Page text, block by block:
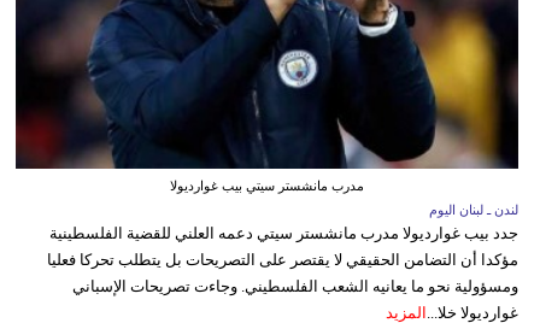
مدرب مانشستر سيتي بيب غوارديولا
لندن ـ لبنان اليوم
جدد بيب غوارديولا مدرب مانشستر سيتي دعمه العلني للقضية الفلسطينية
مؤكدا أن التضامن الحقيقي لا يقتصر على التصريحات بل يتطلب تحركا فعليا
ومسؤولية نحو ما يعانيه الشعب الفلسطيني. وجاءت تصريحات الإسباني
غوارديولا خلا...
المزيد